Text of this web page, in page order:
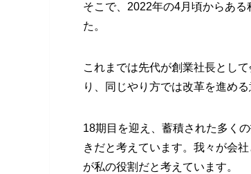
そこで、2022年の4月頃からあ
た。
これまでは先代が創業社長とし
り、同じやり方では改革を進め
18期目を迎え、蓄積された多く
きだと考えています。我々が会
が私の役割だと考えています。